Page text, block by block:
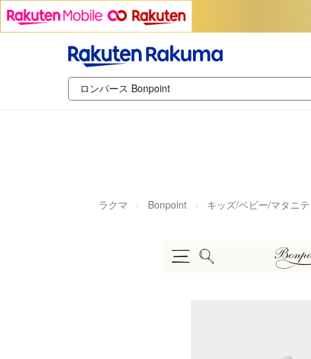
ラクマ Bonpoint キッズ/ベビー/マタニテ